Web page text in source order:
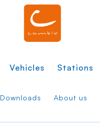
Vehicles Stations
Downloads About us